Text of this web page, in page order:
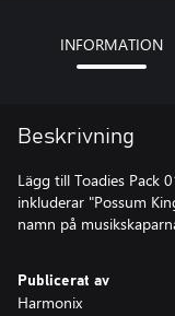
INFORMATION
Beskrivning
Lägg till Toadies Pack
inkluderar "Possum
namn på
Publicerat av
Harmonix